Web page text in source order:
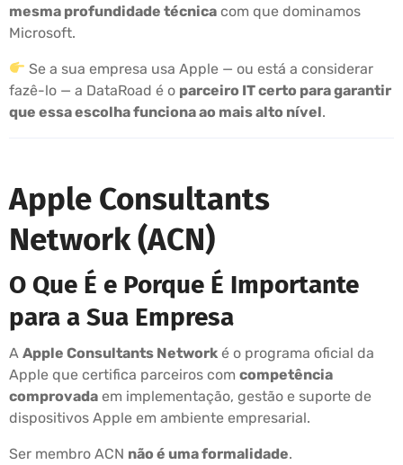
mesma profundidade técnica com que dominamos
Microsoft.
Se a sua empresa usa Apple — ou está a considerar
fazê-lo — a DataRoad é o parceiro IT certo para garantir
que essa escolha funciona ao mais alto nível.
Apple Consultants
Network (ACN)
O Que É e Porque É Importante
para a Sua Empresa
A Apple Consultants Network é o programa oficial da
Apple que certifica parceiros com competência
comprovada em implementação, gestão e suporte de
dispositivos Apple em ambiente empresarial.
Ser membro ACN não é uma formalidade.